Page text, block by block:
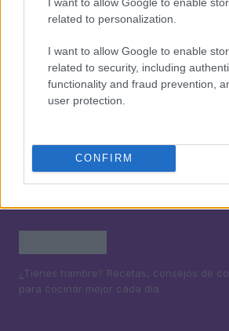
related to personalization.
I want to allow Google to enable
related to security, including
functionality and fraud prevention,
user protection.
CONFIRM
La tamborrada de San Sebastián:
Descubre la nueva colaboración
Oatly para disfrutar café con avena
Descubre cómo Pía Quintana hace
¿Tienes hambre? Recetas, consejos de
para cocinar mejor cada día.